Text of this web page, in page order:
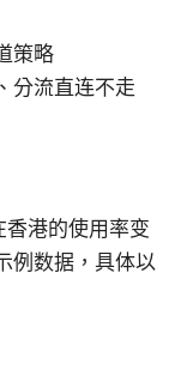
策略
分流直连不走
港的使用率变
例数据，具体以